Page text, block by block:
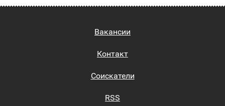
Вакансии
Контакт
Соискатели
RSS